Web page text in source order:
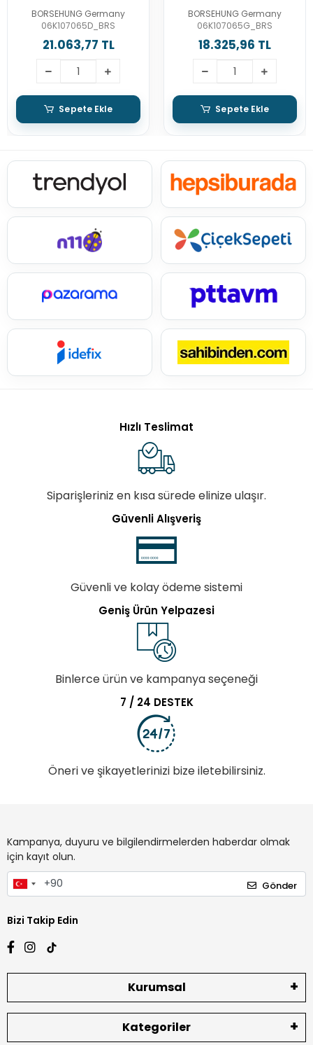
CnceBORSEHUNG Germany
06K107065D_BRS
21.063,77 TL
Sepete Ekle
Daxc-Culb
BORSEHUNG Germany
06K107065G_BRS
18.325,96 TL
Sepete Ekle
Hızlı Teslimat
Siparişleriniz en kısa sürede elinize ulaşır.
Güvenli Alışveriş
Güvenli ve kolay ödeme sistemi
Geniş Ürün Yelpazesi
Binlerce ürün ve kampanya seçeneği
7 / 24 DESTEK
Öneri ve şikayetlerinizi bize iletebilirsiniz.
Kampanya, duyuru ve bilgilendirmelerden haberdar olmak
için kayıt olun.
Gönder
Bizi Takip Edin
Kurumsal
Kategoriler